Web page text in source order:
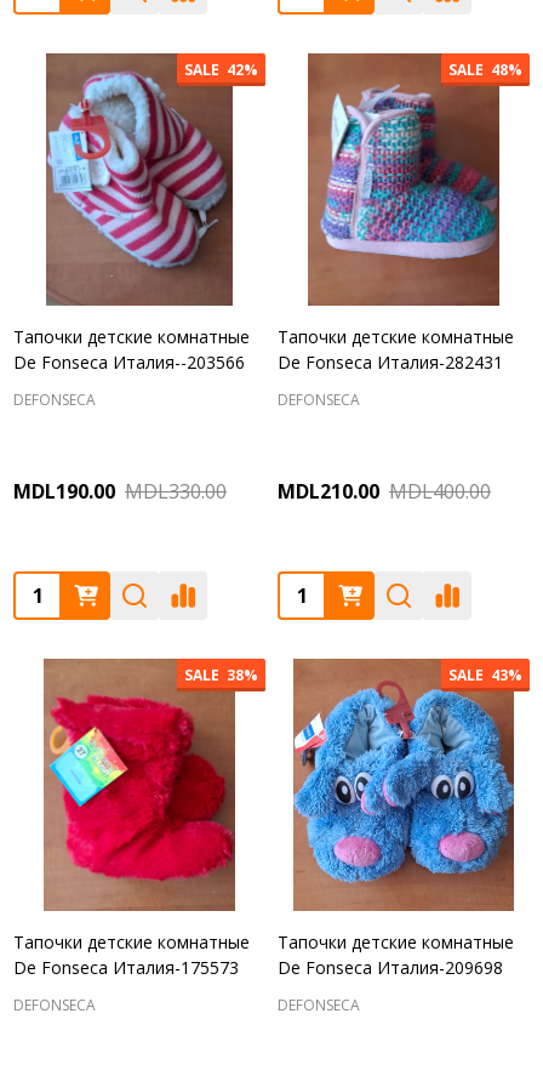
SALE 42%
Тапочки детские комнатные
De Fonseca Италия--203566
DEFONSECA
MDL190.00 MDL330.00
Quantity:
SALE 48%
Тапочки детские комнатные
De Fonseca Италия-282431
DEFONSECA
MDL210.00 MDL400.00
Quantity:
SALE 38%
Тапочки детские комнатные
De Fonseca Италия-175573
DEFONSECA
SALE 43%
Тапочки детские комнатные
De Fonseca Италия-209698
DEFONSECA